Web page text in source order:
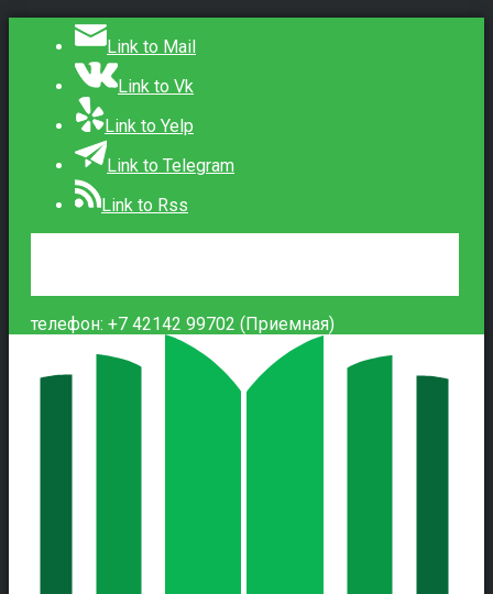
Link to Mail
Link to Vk
Link to Yelp
Link to Telegram
Link to Rss
телефон: +7 42142 99702 (Приемная)